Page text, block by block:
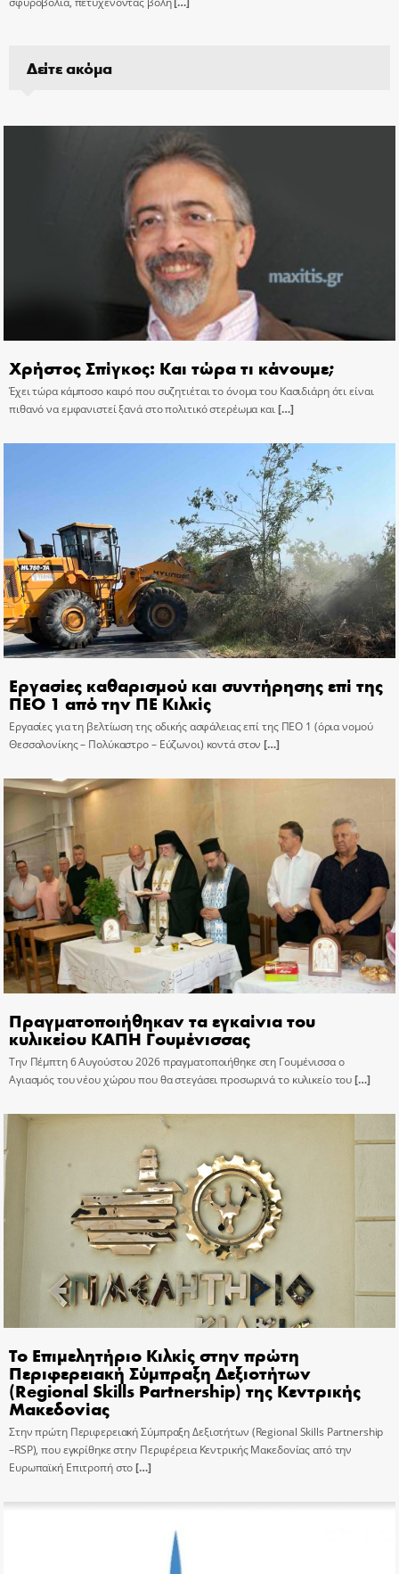
Δείτε ακόμα
Χρήστος Σπίγκος: Και τώρα τι κάνουμε;
Έχει τώρα κάμποσο καιρό που συζητιέται το όνομα του Κασιδιάρη ότι είναι
πιθανό να εμφανιστεί ξανά στο πολιτικό στερέωμα και[…]
Εργασίες καθαρισμού και συντήρησης επί της
ΠΕΟ 1 από την ΠΕ Κιλκίς
Εργασίες για τη βελτίωση της οδικής ασφάλειας επί της ΠΕΟ 1 (όρια νομού
Θεσσαλονίκης – Πολύκαστρο – Εύζωνοι) κοντά στον […]
Πραγματοποιήθηκαν τα εγκαίνια του
κυλικείου ΚΑΠΗ Γουμένισσας
Την Πέμπτη 6 Αυγούστου 2026 πραγματοποιήθηκε στη Γουμένισσα ο
Αγιασμός του νέου χώρου που θα στεγάσει προσωρινά το κυλικείο του[…]
Το Επιμελητήριο Κιλκίς στην πρώτη
Περιφερειακή Σύμπραξη Δεξιοτήτων
(Regional Skills Partnership) της Κεντρικής
Μακεδονίας
Στην πρώτη Περιφερειακή Σύμπραξη Δεξιοτήτων (Regional Skills Partnership
–RSP), που εγκρίθηκε στην Περιφέρεια Κεντρικής Μακεδονίας από την
Ευρωπαϊκή Επιτροπή στο[…]